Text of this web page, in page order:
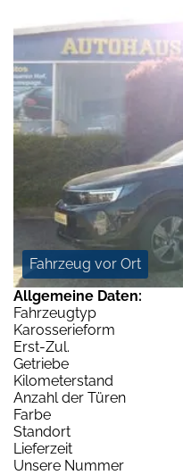
Fahrzeug vor Ort
Allgemeine Daten:
Fahrzeugtyp
Karosserieform
Erst-Zul.
Getriebe
Kilometerstand
Anzahl der Türen
Farbe
Standort
Lieferzeit
Unsere Nummer